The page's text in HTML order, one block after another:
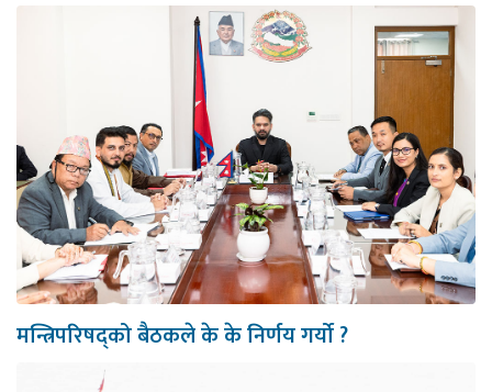
मन्त्रिपरिषद्को बैठकले के के निर्णय गर्यो ?